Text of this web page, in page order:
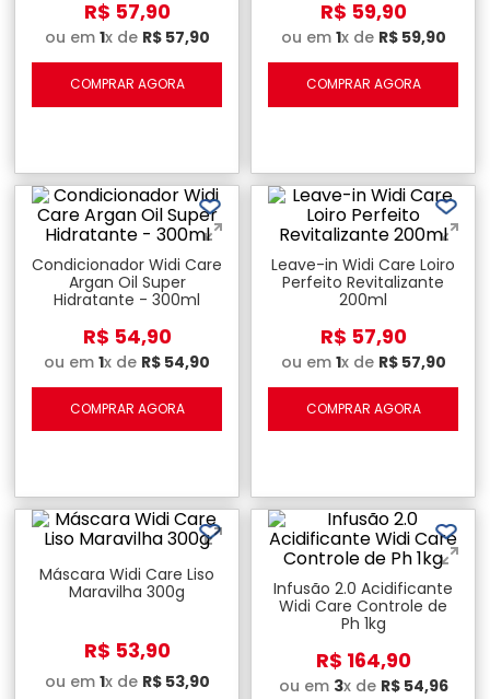
R$ 57,90
ou em 1x de R$ 57,90
COMPRAR AGORA
R$ 59,90
ou em 1x de R$ 59,90
COMPRAR AGORA
Condicionador Widi Care
Argan Oil Super
Hidratante - 300ml
R$ 54,90
ou em 1x de R$ 54,90
COMPRAR AGORA
Leave-in Widi Care Loiro
Perfeito Revitalizante
200ml
R$ 57,90
ou em 1x de R$ 57,90
COMPRAR AGORA
Máscara Widi Care Liso
Maravilha 300g
R$ 53,90
ou em 1x de R$ 53,90
Infusão 2.0 Acidificante
Widi Care Controle de
Ph 1kg
R$ 164,90
ou em 3x de R$ 54,96